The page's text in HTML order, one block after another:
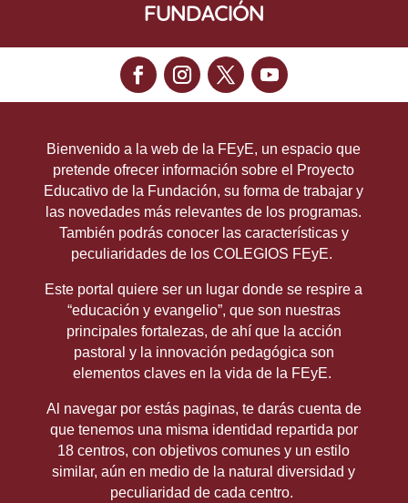
FUNDACIÓN
Bienvenido a la web de la FEyE, un espacio que
pretende ofrecer información sobre el Proyecto
Educativo de la Fundación, su forma de trabajar y
las novedades más relevantes de los programas.
También podrás conocer las características y
peculiaridades de los COLEGIOS FEyE.
Este portal quiere ser un lugar donde se respire a
“educación y evangelio”, que son nuestras
principales fortalezas, de ahí que la acción
pastoral y la innovación pedagógica son
elementos claves en la vida de la FEyE.
Al navegar por estás paginas, te darás cuenta de
que tenemos una misma identidad repartida por
18 centros, con objetivos comunes y un estilo
similar, aún en medio de la natural diversidad y
peculiaridad de cada centro.